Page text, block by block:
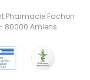
Pharmacie Fachon
80000 Amiens